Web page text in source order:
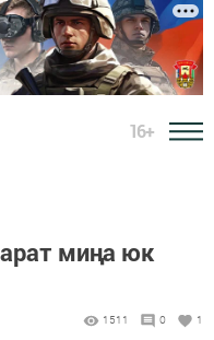
16+
миңа юк
1511 0 1